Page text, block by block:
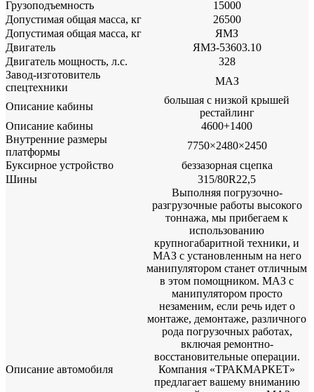
Грузоподъемность
15000
Допустимая общая масса, кг
26500
Допустимая общая масса, кг
ЯМЗ
Двигатель
ЯМЗ-53603.10
Двигатель мощность, л.с.
328
Завод-изготовитель
спецтехники
МАЗ
Описание кабины
большая с низкой крышей
рестайлинг
Описание кабины
4600+1400
Внутренние размеры
платформы
7750×2480×2450
Буксирное устройство
беззазорная сцепка
Шины
315/80R22,5
Описание автомобиля
Выполняя погрузочно-
разгрузочные работы высокого
тоннажа, мы прибегаем к
использованию
крупногабаритной техники, и
МАЗ с установленным на него
манипулятором станет отличным
в этом помощником. МАЗ с
манипулятором просто
незаменим, если речь идет о
монтаже, демонтаже, различного
рода погрузочных работах,
включая ремонтно-
восстановительные операции.
Компания «ТРАКМАРКЕТ»
предлагает вашему вниманию